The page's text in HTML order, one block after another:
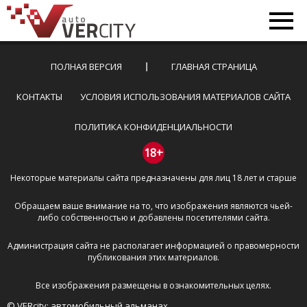
ПОЛНАЯ ВЕРСИЯ ГЛАВНАЯ СТРАНИЦА
КОНТАКТЫ УСЛОВИЯ ИСПОЛЬЗОВАНИЯ МАТЕРИАЛОВ САЙТА
ПОЛИТИКА КОНФИДЕНЦИАЛЬНОСТИ
18+
Некоторые материалы сайта предназначены для лиц 18 лет и старше
Обращаем ваше внимание на то, что изображения являются чьей-
либо собственностью и добавлены посетителями сайта.
Администрация сайта не располагает информацией о правомерности
публикования этих материалов.
Все изображения размещены в ознакомительных целях.